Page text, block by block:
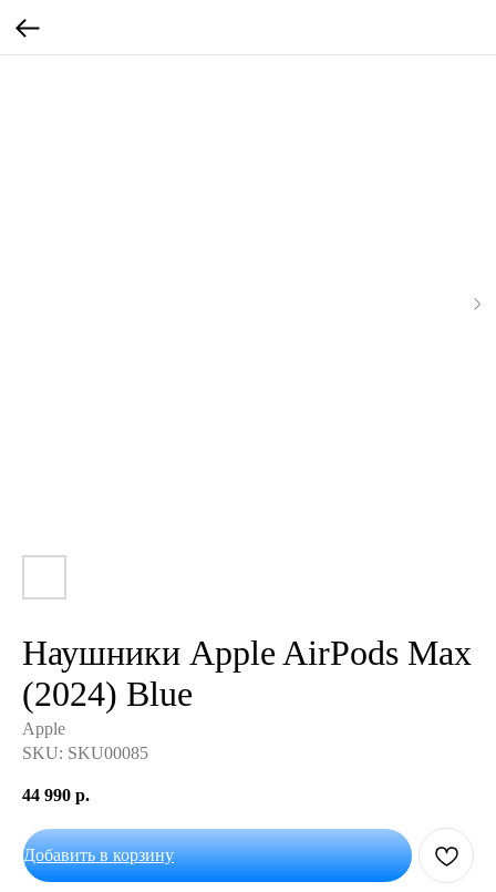
Наушники Apple AirPods Max
(2024) Blue
Apple
SKU: SKU00085
44 990 р.
Добавить в корзину